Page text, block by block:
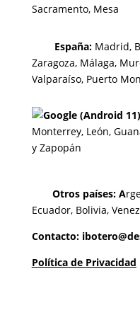
Sacramento, Mesa
España:Madrid,
Zaragoza, Málaga,
Valparaíso, Puerto
Monterrey, León,
y Zapopán
Otros países: A
Ecuador, Bolivia,
Contacto:
Política de Privacidad